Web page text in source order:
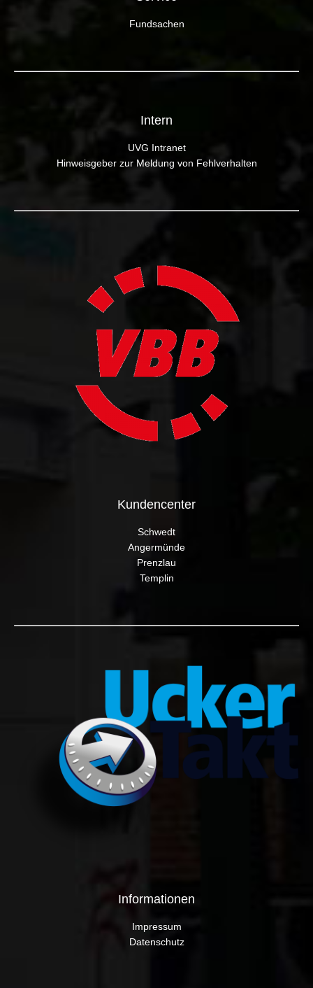
Fundsachen
Intern
UVG Intranet
Hinweisgeber zur Meldung von Fehlverhalten
Kundencenter
Schwedt
Angermünde
Prenzlau
Templin
Informationen
Impressum
Datenschutz